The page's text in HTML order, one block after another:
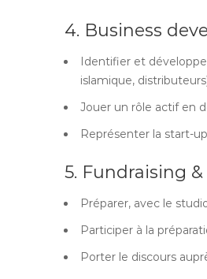
4. Business
Identifier et
islamique,
Jouer un rôle actif en
Représenter la start-
5. Fundraising
Préparer, avec le
Participer à la
Porter le discours